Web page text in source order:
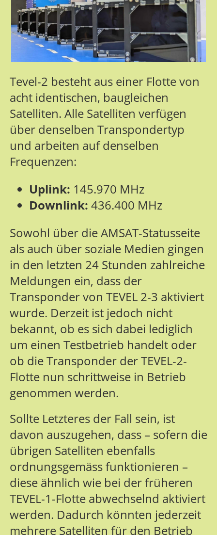
Tevel-2 besteht aus einer Flotte von
acht identischen, baugleichen
Satelliten. Alle Satelliten verfügen
über denselben Transpondertyp
und arbeiten auf denselben
Frequenzen:
Uplink: 145.970 MHz
Downlink: 436.400 MHz
Sowohl über die AMSAT-Statusseite
als auch über soziale Medien gingen
in den letzten 24 Stunden zahlreiche
Meldungen ein, dass der
Transponder von TEVEL 2-3 aktiviert
wurde. Derzeit ist jedoch nicht
bekannt, ob es sich dabei lediglich
um einen Testbetrieb handelt oder
ob die Transponder der TEVEL-2-
Flotte nun schrittweise in Betrieb
genommen werden.
Sollte Letzteres der Fall sein, ist
davon auszugehen, dass – sofern die
übrigen Satelliten ebenfalls
ordnungsgemäss funktionieren –
diese ähnlich wie bei der früheren
TEVEL-1-Flotte abwechselnd aktiviert
werden. Dadurch könnten jederzeit
mehrere Satelliten für den Betrieb